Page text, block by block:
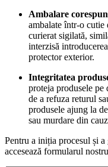
Ambalare
ambalate într-o cutie
curierat sigilată,
interzisă
protector exterior.
Integritatea
proteja produsele
de a refuza returul
produsele ajung la
sau murdare din
Pentru a iniția procesul și
accesează formularul